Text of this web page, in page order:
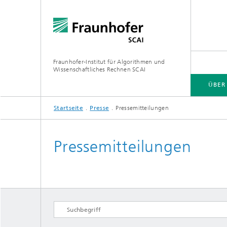
Fraunhofer-Institut für Algorithmen und
Wissenschaftliches Rechnen SCAI
ÜBER SCAI
GESCHÄFTSFELDER
Forschungsthemen
Software
SOFTWARE
PUBLIKATIONEN / MEDIATHEK
Startseite Presse Pressemitteilungen
Pressemitteilungen